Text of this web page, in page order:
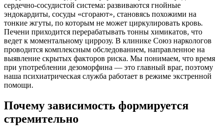
сердечно-сосудистой система: развиваются гнойные
эндокардиты, сосуды «сгорают», становясь похожими на
тонкие жгуты, по которым не может циркулировать кровь.
Печени приходится перерабатывать тонны химикатов, что
ведет к моментальному циррозу. В клинике Союз наркологов
проводится комплексным обследованием, направленное на
выявление скрытых факторов риска. Мы понимаем, что время
при употреблении дезоморфина — это главный враг, поэтому
наша психиатрическая служба работает в режиме экстренной
помощи.
Почему зависимость формируется
стремительно